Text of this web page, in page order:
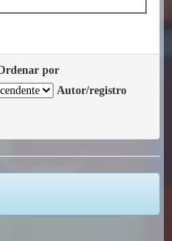
por
Autor/registro